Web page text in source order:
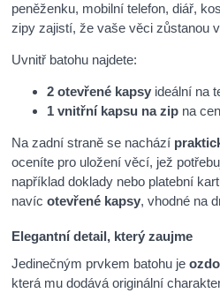
peněženku, mobilní telefon, diář,
zipy zajistí, že vaše věci zůstanou
Uvnitř batohu najdete:
2 otevřené kapsy ideální na
1 vnitřní kapsu na zip na
Na zadní straně se nachází
oceníte pro uložení věcí, jež
například doklady nebo platební
navícotevřené kapsy, vhodné na
Elegantní detail, který zaujme
Jedinečným prvkem batohu je
která mu dodává originální